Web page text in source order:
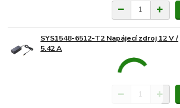
SYS1548-6512-T2 Napájecí zdroj 12 V /
5.42 A